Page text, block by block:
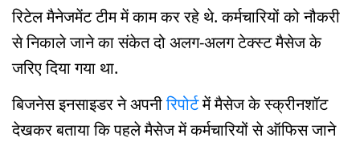
रिटेल मैनेजमेंट टीम में काम कर रहे थे. कर्मचारियों को नौकरी
से निकाले जाने का संकेत दो अलग-अलग टेक्स्ट मैसेज के
जरिए दिया गया था.
बिजनेस इनसाइडर ने अपनीरिपोर्टमें मैसेज के स्क्रीनशॉट
देखकर बताया कि पहले मैसेज में कर्मचारियों से ऑफिस जाने